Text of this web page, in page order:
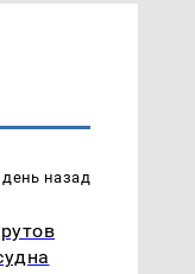
день назад